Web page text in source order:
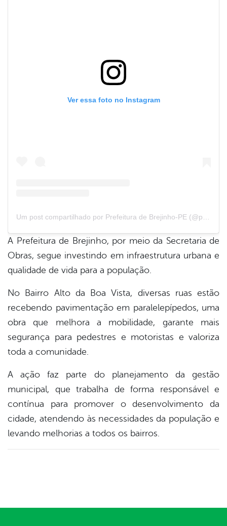
Ver essa foto no Instagram
A Prefeitura de Brejinho, por meio da Secretaria de
Obras, segue investindo em infraestrutura urbana e
qualidade de vida para a população.
No Bairro Alto da Boa Vista, diversas ruas estão
recebendo pavimentação em paralelepípedos, uma
obra que melhora a mobilidade, garante mais
segurança para pedestres e motoristas e valoriza
toda a comunidade.
A ação faz parte do planejamento da gestão
municipal, que trabalha de forma responsável e
contínua para promover o desenvolvimento da
cidade, atendendo às necessidades da população e
levando melhorias a todos os bairros.